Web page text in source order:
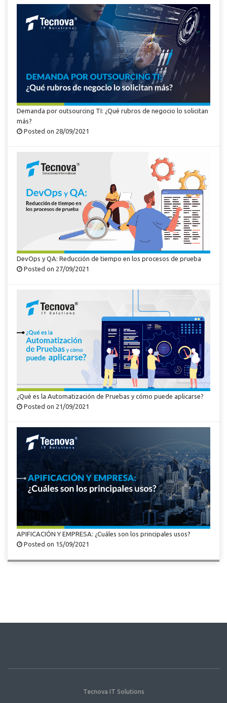
Demanda por outsourcing TI: ¿Qué rubros de negocio lo solicitan
más?
Posted on 28/09/2021
DevOps y QA: Reducción de tiempo en los procesos de prueba
Posted on 27/09/2021
¿Qué es la Automatización de Pruebas y cómo puede aplicarse?
Posted on 21/09/2021
APIFICACIÓN Y EMPRESA: ¿Cuáles son los principales usos?
Posted on 15/09/2021
Tecnova IT Solutions